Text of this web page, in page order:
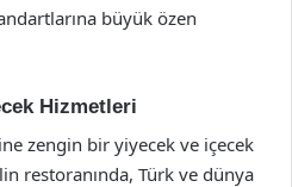
büyük özen
Hizmetleri
zengin bir yiyecek ve içecek
restoranında, Türk ve dünya